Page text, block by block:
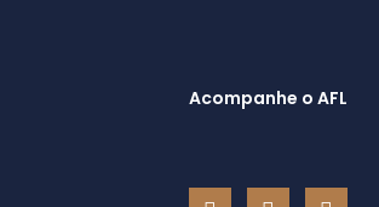
Acompanhe o AFL